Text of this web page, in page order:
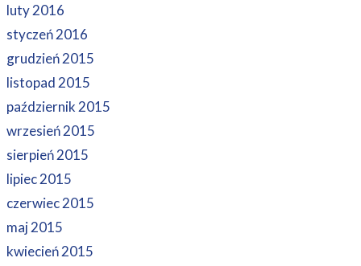
luty 2016
styczeń 2016
grudzień 2015
listopad 2015
październik 2015
wrzesień 2015
sierpień 2015
lipiec 2015
czerwiec 2015
maj 2015
kwiecień 2015